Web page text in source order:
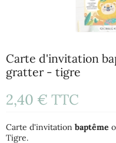
Carte d'invitation
gratter - tigre
2,40 € TTC
Carte d'invitation baptême
Tigre.